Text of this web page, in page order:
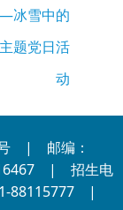
冰雪中的
题党日活
动
号 | 邮编：
| 招生电
88115777 |